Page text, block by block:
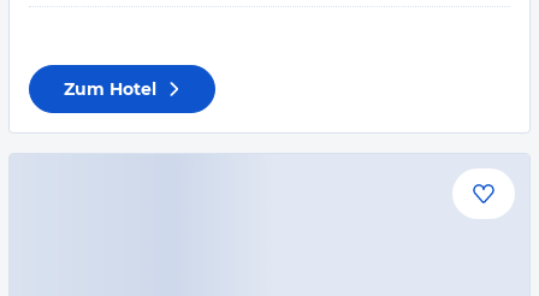
Zum Hotel